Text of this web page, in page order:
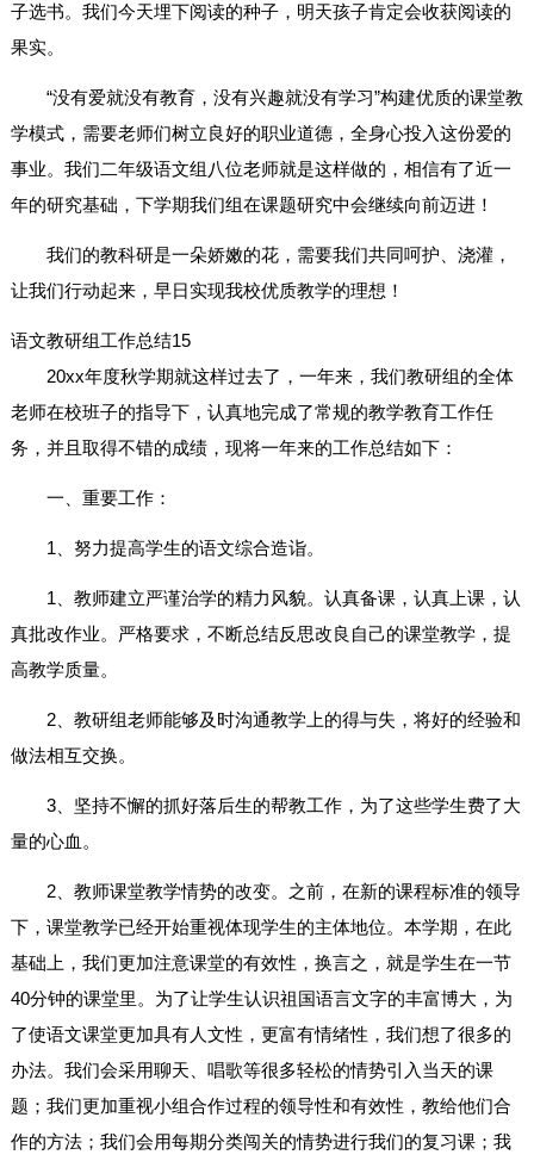
子选书。我们今天埋下阅读的种子，明天孩子肯定会收获阅读的
果实。
“没有爱就没有教育，没有兴趣就没有学习”构建优质的课堂教
学模式，需要老师们树立良好的职业道德，全身心投入这份爱的
事业。我们二年级语文组八位老师就是这样做的，相信有了近一
年的研究基础，下学期我们组在课题研究中会继续向前迈进！
我们的教科研是一朵娇嫩的花，需要我们共同呵护、浇灌，
让我们行动起来，早日实现我校优质教学的理想！
语文教研组工作总结15
20xx年度秋学期就这样过去了，一年来，我们教研组的全体
老师在校班子的指导下，认真地完成了常规的教学教育工作任
务，并且取得不错的成绩，现将一年来的工作总结如下：
一、重要工作：
1、努力提高学生的语文综合造诣。
1、教师建立严谨治学的精力风貌。认真备课，认真上课，认
真批改作业。严格要求，不断总结反思改良自己的课堂教学，提
高教学质量。
2、教研组老师能够及时沟通教学上的得与失，将好的经验和
做法相互交换。
3、坚持不懈的抓好落后生的帮教工作，为了这些学生费了大
量的心血。
2、教师课堂教学情势的改变。之前，在新的课程标准的领导
下，课堂教学已经开始重视体现学生的主体地位。本学期，在此
基础上，我们更加注意课堂的有效性，换言之，就是学生在一节
40分钟的课堂里。为了让学生认识祖国语言文字的丰富博大，为
了使语文课堂更加具有人文性，更富有情绪性，我们想了很多的
办法。我们会采用聊天、唱歌等很多轻松的情势引入当天的课
题；我们更加重视小组合作过程的领导性和有效性，教给他们合
作的方法；我们会用每期分类闯关的情势进行我们的复习课；我